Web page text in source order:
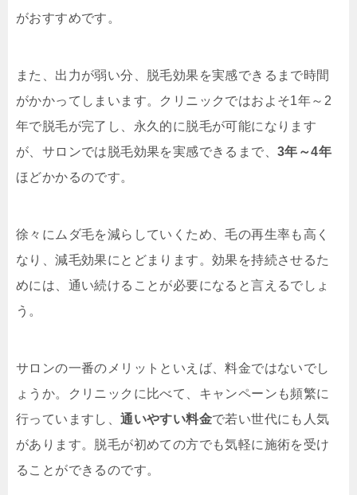
がおすすめです。
また、出力が弱い分、脱毛効果を実感できるまで時間
がかかってしまいます。クリニックではおよそ1年～2
年で脱毛が完了し、永久的に脱毛が可能になります
が、サロンでは脱毛効果を実感できるまで、 3年～4年
ほどかかるのです。
徐々にムダ毛を減らしていくため、毛の再生率も高く
なり、減毛効果にとどまります。効果を持続させるた
めには、通い続けることが必要になると言えるでしょ
う。
サロンの一番のメリットといえば、料金ではないでし
ょうか。クリニックに比べて、キャンペーンも頻繁に
行っていますし、通いやすい料金で若い世代にも人気
があります。脱毛が初めての方でも気軽に施術を受け
ることができるのです。